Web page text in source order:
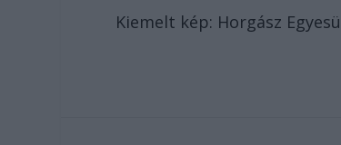
Kiemelt kép: Horgász